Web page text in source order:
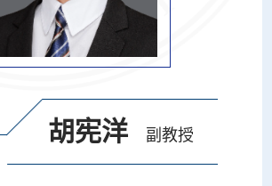
胡宪洋 副教授